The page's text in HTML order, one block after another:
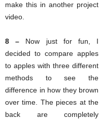
make this in another project
video.
8 – Now just for fun, I
decided to compare apples
to apples with three different
methods to see the
difference in how they brown
over time. The pieces at the
back are completely